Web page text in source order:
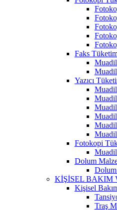
Faks
Yazıcı
Fotokopi
Dolum
KİŞİSEL BAKIM
Kişisel
Traş